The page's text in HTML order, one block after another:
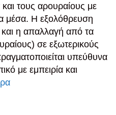
τους αρουραίους με
Η εξολόθρευση
η απαλλαγή από τα
σε εξωτερικούς
υπεύθυνα
με εμπειρία και